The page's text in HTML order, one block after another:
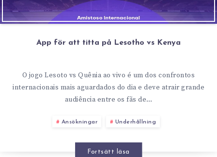
App för att titta på Lesotho vs Kenya
O jogo Lesoto vs Quênia ao vivo é um dos confrontos
internacionais mais aguardados do dia e deve atrair grande
audiência entre os fãs de…
Ansökningar Underhållning
Fortsätt läsa